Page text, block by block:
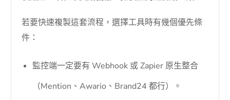
若要快速複製這套流程，選擇工具時有幾個優先條
件：
監控端一定要有 Webhook 或 Zapier 原生整合
（Mention、Awario、Brand24 都行）。